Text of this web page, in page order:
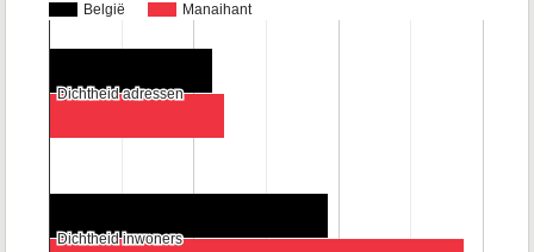
België Manaihant
Dichtheid adressen
Dichtheid adressen
Dichtheid inwoners
Dichtheid inwoners